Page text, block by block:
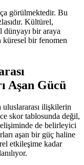
görülmektedir. Bu
Kültürel,
bir araya
bir fenomen
Aşan Gücü
ilişkilerin
skor tablosunda değil,
de belirleyici
aşan bir güç haline
etkileşime kadar